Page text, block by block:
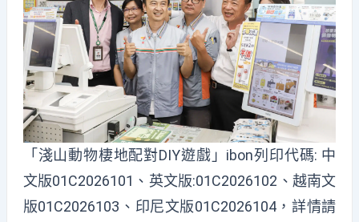
「淺山動物棲地配對DIY遊戲」ibon列印代碼: 中
文版01C2026101、英文版:01C2026102、越南文
版01C2026103、印尼文版01C2026104，詳情請